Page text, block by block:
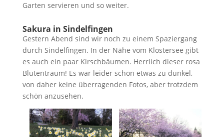
Garten servieren und so weiter.
Sakura in Sindelfingen
Gestern Abend sind wir noch zu einem Spaziergang
durch Sindelfingen. In der Nähe vom Klostersee gibt
es auch ein paar Kirschbäumen. Herrlich dieser rosa
Blütentraum! Es war leider schon etwas zu dunkel,
von daher keine überragenden Fotos, aber trotzdem
schön anzusehen.